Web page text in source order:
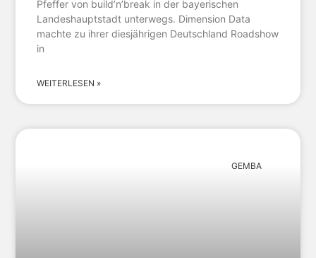
Pfeffer von build’n’break in der bayerischen
Landeshauptstadt unterwegs. Dimension Data
machte zu ihrer diesjährigen Deutschland Roadshow
in
WEITERLESEN »
GEMBA